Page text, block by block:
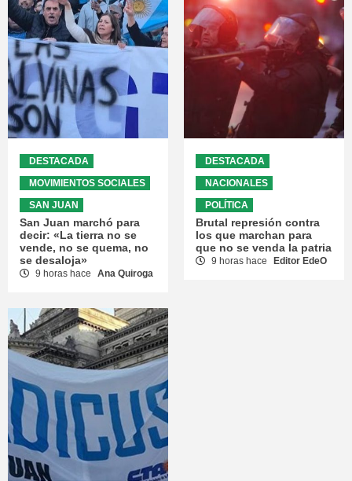
DESTACADA
MOVIMIENTOS SOCIALES
SAN JUAN
San Juan marchó para
decir: «La tierra no se
vende, no se quema, no
se desaloja»
9 horas hace Ana Quiroga
DESTACADA
NACIONALES
POLÍTICA
Brutal represión contra
los que marchan para
que no se venda la patria
9 horas hace Editor EdeO